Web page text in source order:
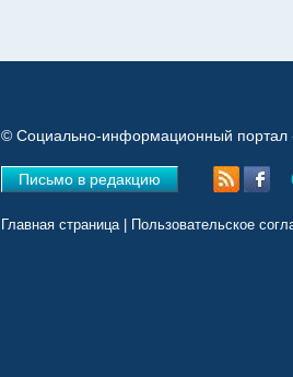
© Социально-информационный портал
Письмо в редакцию
Главная страница| Пользовательское